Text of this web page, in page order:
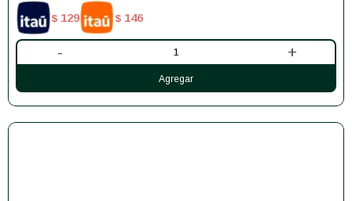
$ 129 $ 146
- +